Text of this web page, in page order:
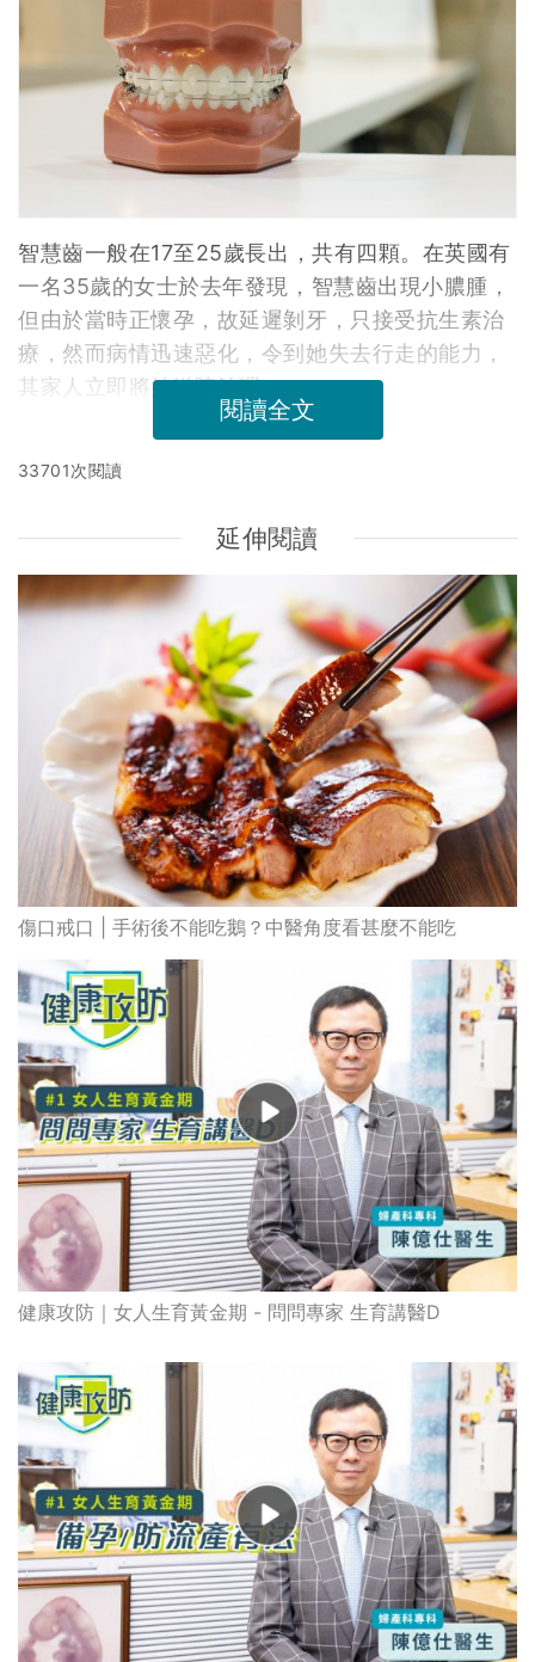
智慧齒一般在17至25歲長出，共有四顆。在英國有
一名35歲的女士於去年發現，智慧齒出現小膿腫，
但由於當時正懷孕，故延遲剝牙，只接受抗生素治
療，然而病情迅速惡化，令到她失去行走的能力，
其家人立即將她送院治理。
閱讀全文
33701次閱讀
延伸閱讀
傷口戒口 | 手術後不能吃鵝？中醫角度看甚麼不能吃
健康攻防｜女人生育黃金期 - 問問專家 生育講醫D